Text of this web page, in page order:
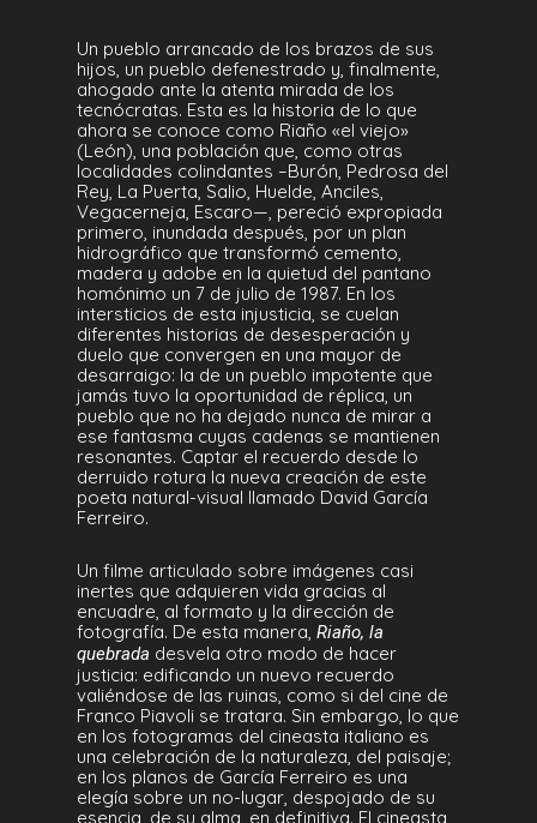
Un pueblo arrancado de los brazos de sus
hijos, un pueblo defenestrado y, finalmente,
ahogado ante la atenta mirada de los
tecnócratas. Esta es la historia de lo que
ahora se conoce como Riaño «el viejo»
(León), una población que, como otras
localidades colindantes –Burón, Pedrosa del
Rey, La Puerta, Salio, Huelde, Anciles,
Vegacerneja, Escaro—, pereció expropiada
primero, inundada después, por un plan
hidrográfico que transformó cemento,
madera y adobe en la quietud del pantano
homónimo un 7 de julio de 1987. En los
intersticios de esta injusticia, se cuelan
diferentes historias de desesperación y
duelo que convergen en una mayor de
desarraigo: la de un pueblo impotente que
jamás tuvo la oportunidad de réplica, un
pueblo que no ha dejado nunca de mirar a
ese fantasma cuyas cadenas se mantienen
resonantes. Captar el recuerdo desde lo
derruido rotura la nueva creación de este
poeta natural-visual llamado David García
Ferreiro.
Un filme articulado sobre imágenes casi
inertes que adquieren vida gracias al
encuadre, al formato y la dirección de
fotografía. De esta manera,Riaño, la
quebrada desvela otro modo de hacer
justicia: edificando un nuevo recuerdo
valiéndose de las ruinas, como si del cine de
Franco Piavoli se tratara. Sin embargo, lo que
en los fotogramas del cineasta italiano es
una celebración de la naturaleza, del paisaje;
en los planos de García Ferreiro es una
elegía sobre un no-lugar, despojado de su
esencia, de su alma, en definitiva. El cineasta